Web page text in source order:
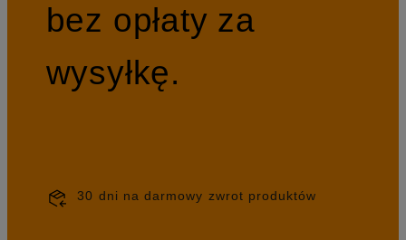
bez opłaty za
wysyłkę.
30 dni na darmowy zwrot produktów